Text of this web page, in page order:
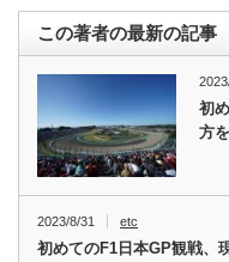
この著者の最新の記事
初
方
2023/8/31 etc
初めてのF1日本GP観戦、